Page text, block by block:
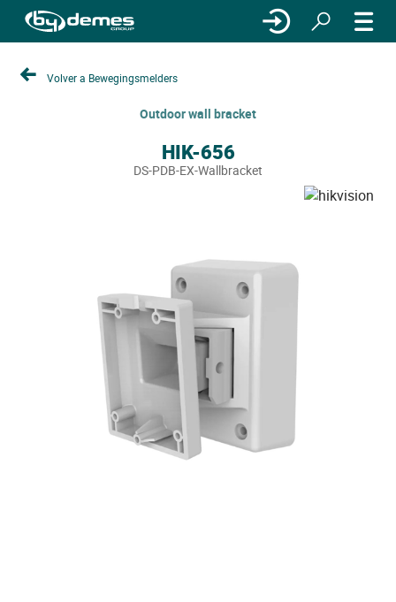
Volver a Bewegingsmelders
Outdoor wall bracket
HIK-656
DS-PDB-EX-Wallbracket